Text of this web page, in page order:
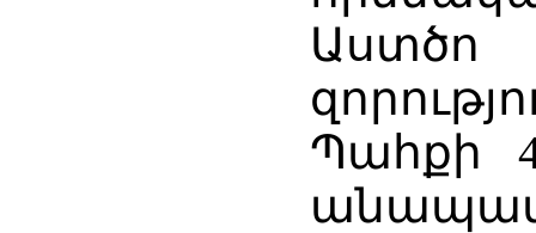
Պահքի